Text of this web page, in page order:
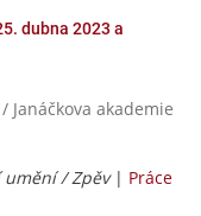
dubna 2023 a
Janáčkova akademie
/ Zpěv| Práce